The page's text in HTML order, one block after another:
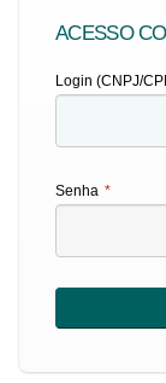
ACESSO
Login (CNPJ/
Senha *